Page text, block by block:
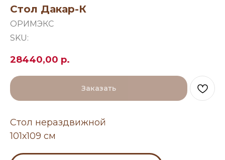
Стол Дакар-К
ОРИМЭКС
SKU:
28440,00 р.
Заказать
Стол нераздвижной
101х109 см